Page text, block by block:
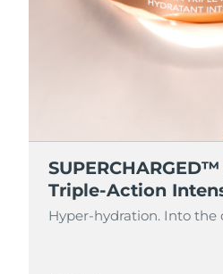
Triple-Action
Hyper-hydration. Into the